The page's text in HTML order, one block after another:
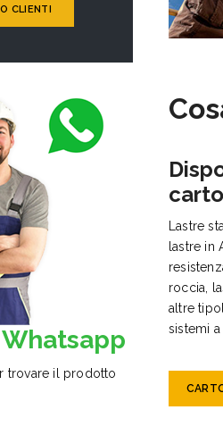
CLIENTI
trovare il prodotto
Lastre
lastre in
roccia,
altre
sistemi